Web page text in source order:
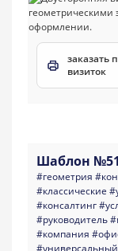
заказать
визиток
Шаблон
#геометрия
#классические
#консалтинг
#руководитель
#компания